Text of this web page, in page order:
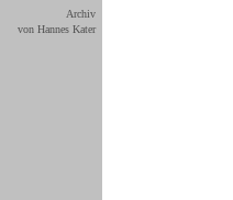
Archiv
von Hannes Kater